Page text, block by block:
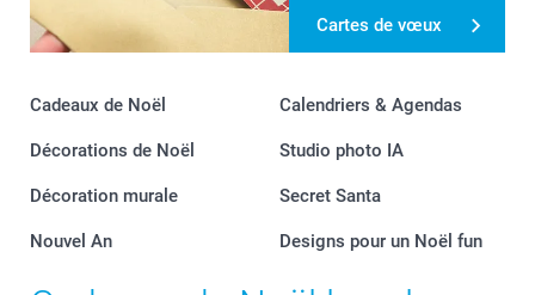
Cartes de vœux
Cadeaux de Noël Calendriers & Agendas
Décorations de Noël Studio photo IA
Décoration murale Secret Santa
Nouvel An Designs pour un Noël fun